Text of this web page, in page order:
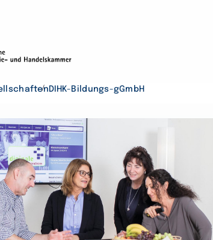
Sie
DIHK-Bildungs-gGmbH